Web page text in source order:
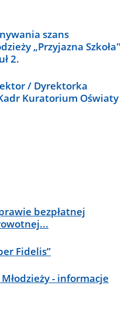
szans
„Przyjazna Szkoła"
2.
/ Dyrektorka
Kuratorium Oświaty
bezpłatnej
Fidelis”
- informacje